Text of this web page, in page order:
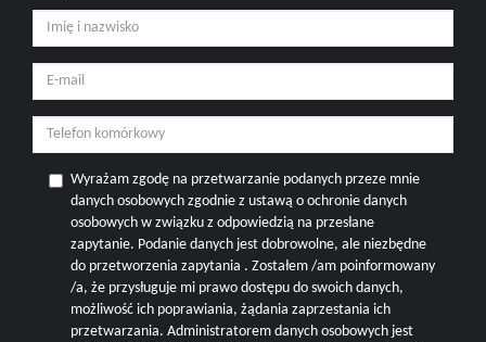
Wyrażam zgodę na przetwarzanie podanych przeze mnie
danych osobowych zgodnie z ustawą o ochronie danych
osobowych w związku z odpowiedzią na przesłane
zapytanie. Podanie danych jest dobrowolne, ale niezbędne
do przetworzenia zapytania . Zostałem /am poinformowany
/a, że przysługuje mi prawo dostępu do swoich danych,
możliwość ich poprawiania, żądania zaprzestania ich
przetwarzania. Administratorem danych osobowych jest